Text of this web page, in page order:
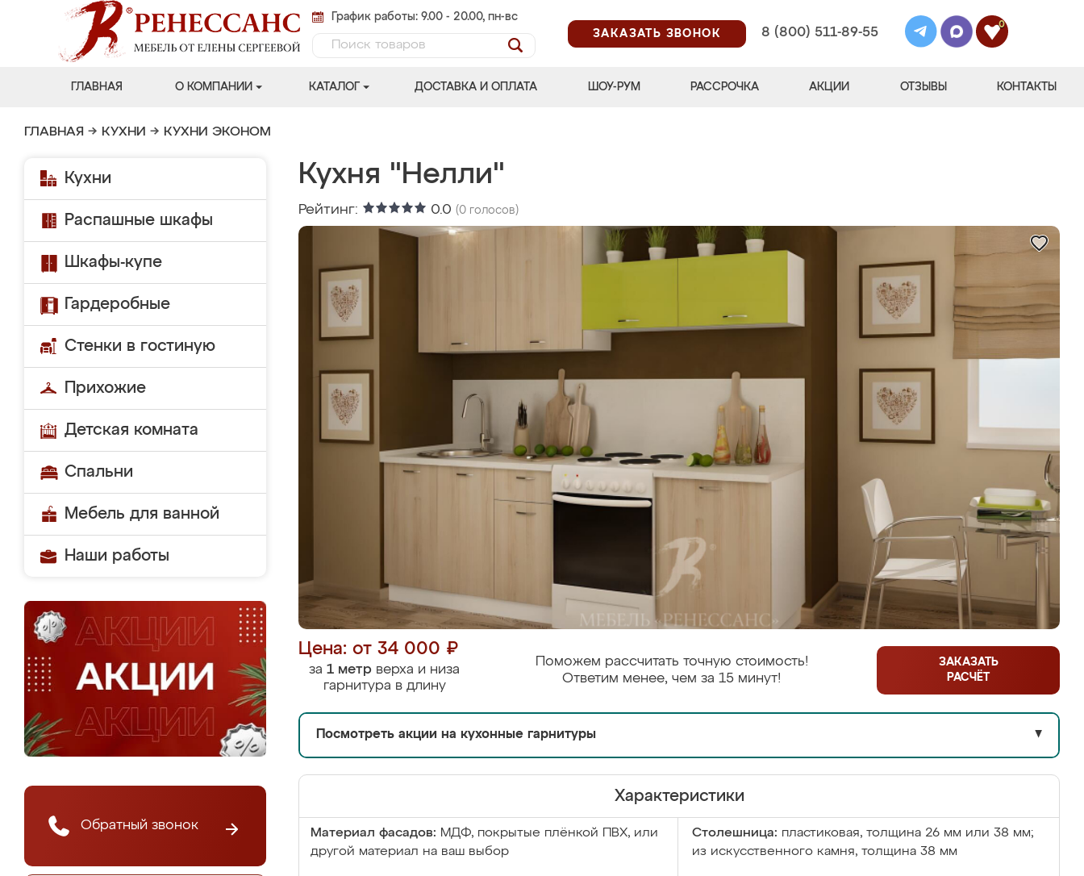
График работы: 9.00 - 20.00, пн-вс
ЗАКАЗАТЬ ЗВОНОК
8 (800) 511-89-55
0
ГЛАВНАЯ О КОМПАНИИ КАТАЛОГ ДОСТАВКА И ОПЛАТА ШОУ-РУМ РАССРОЧКА АКЦИИ ОТЗЫВЫ КОНТАКТЫ
ГЛАВНАЯ → КУХНИ → КУХНИ ЭКОНОМ
Кухни
Распашные шкафы
Шкафы-купе
Гардеробные
Стенки в гостиную
Прихожие
Детская комната
Спальни
Мебель для ванной
Наши работы
Обратный звонок
Кухня "Нелли"
Рейтинг: 0.0 (0 голосов)
Цена: от 34 000 ₽
за 1 метр верха и низа
гарнитура в длину
Поможем рассчитать точную стоимость!
Ответим менее, чем за 15 минут!
ЗАКАЗАТЬ
РАСЧЁТ
Посмотреть акции на кухонные гарнитуры ▼
Характеристики
Материал фасадов: МДФ, покрытые плёнкой ПВХ, или
другой материал на ваш выбор
Столешница: пластиковая, толщина 26 мм или 38 мм;
из искусственного камня, толщина 38 мм